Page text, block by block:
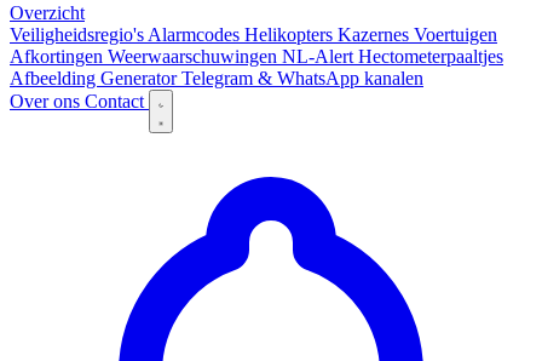
Overzicht
Veiligheidsregio's Alarmcodes Helikopters Kazernes Voertuigen
Afkortingen Weerwaarschuwingen NL-Alert Hectometerpaaltjes
Afbeelding GeneratorTelegram & WhatsApp kanalen
Over ons Contact